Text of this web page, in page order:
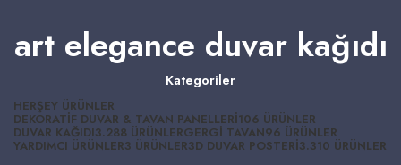
art elegance duvar kağıdı
Kategoriler
HERŞEY ÜRÜNLER
DEKORATIF DUVAR & TAVAN PANELLERI106 ÜRÜNLER
DUVAR KAĞIDI3.288 ÜRÜNLERGERGI TAVAN96 ÜRÜNLER
YARDIMCI ÜRÜNLER3 ÜRÜNLER3D DUVAR POSTERI3.310 ÜRÜNLER